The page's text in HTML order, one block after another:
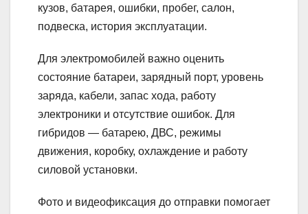
кузов, батарея, ошибки, пробег, салон,
подвеска, история эксплуатации.
Для электромобилей важно оценить
состояние батареи, зарядный порт, уровень
заряда, кабели, запас хода, работу
электроники и отсутствие ошибок. Для
гибридов — батарею, ДВС, режимы
движения, коробку, охлаждение и работу
силовой установки.
Фото и видеофиксация до отправки помогает